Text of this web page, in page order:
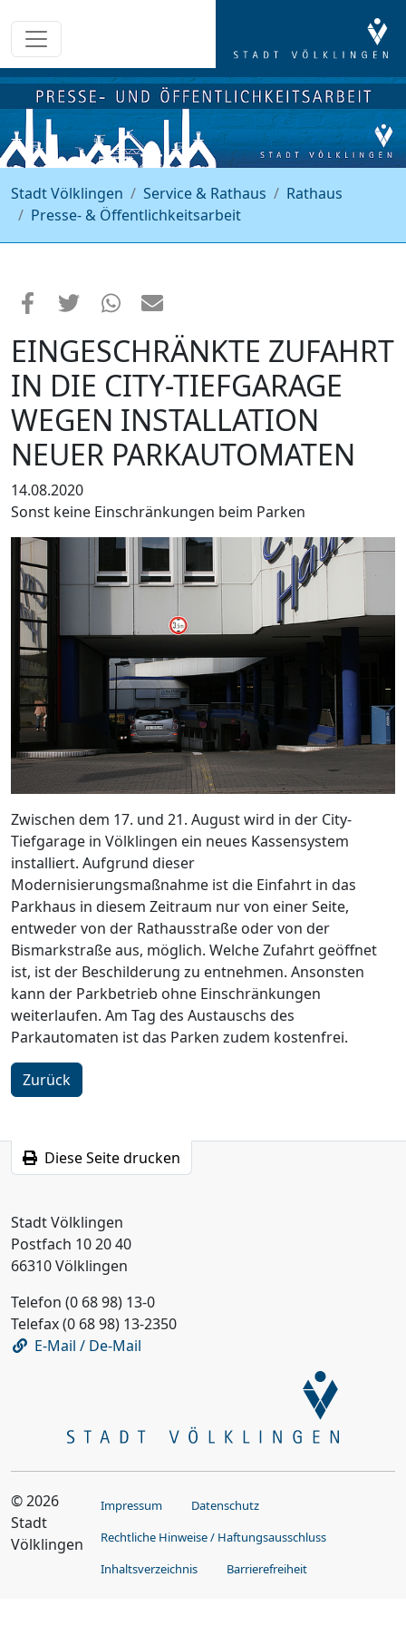
Stadt Völklingen Service & Rathaus
Rathaus
Presse- & Öffentlichkeitsarbeit
EINGESCHRÄNKTE ZUFAHRT
IN DIE CITY-TIEFGARAGE
WEGEN INSTALLATION
NEUER PARKAUTOMATEN
14.08.2020
Sonst keine Einschränkungen beim Parken
Zwischen dem 17. und 21. August wird in der City-
Tiefgarage in Völklingen ein neues Kassensystem
installiert. Aufgrund dieser
Modernisierungsmaßnahme ist die Einfahrt in das
Parkhaus in diesem Zeitraum nur von einer Seite,
entweder von der Rathausstraße oder von der
Bismarkstraße aus, möglich. Welche Zufahrt geöffnet
ist, ist der Beschilderung zu entnehmen. Ansonsten
kann der Parkbetrieb ohne Einschränkungen
weiterlaufen. Am Tag des Austauschs des
Parkautomaten ist das Parken zudem kostenfrei.
Zurück
Diese Seite drucken
Stadt Völklingen
Postfach 10 20 40
66310 Völklingen
Telefon (0 68 98) 13-0
Telefax (0 68 98) 13-2350
E-Mail / De-Mail
© 2026
Stadt
Völklingen
Impressum
Datenschutz
Rechtliche Hinweise / Haftungsausschluss
Inhaltsverzeichnis
Barrierefreiheit